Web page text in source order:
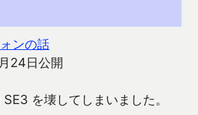
ンの話
24日公開
を壊してしまいました。